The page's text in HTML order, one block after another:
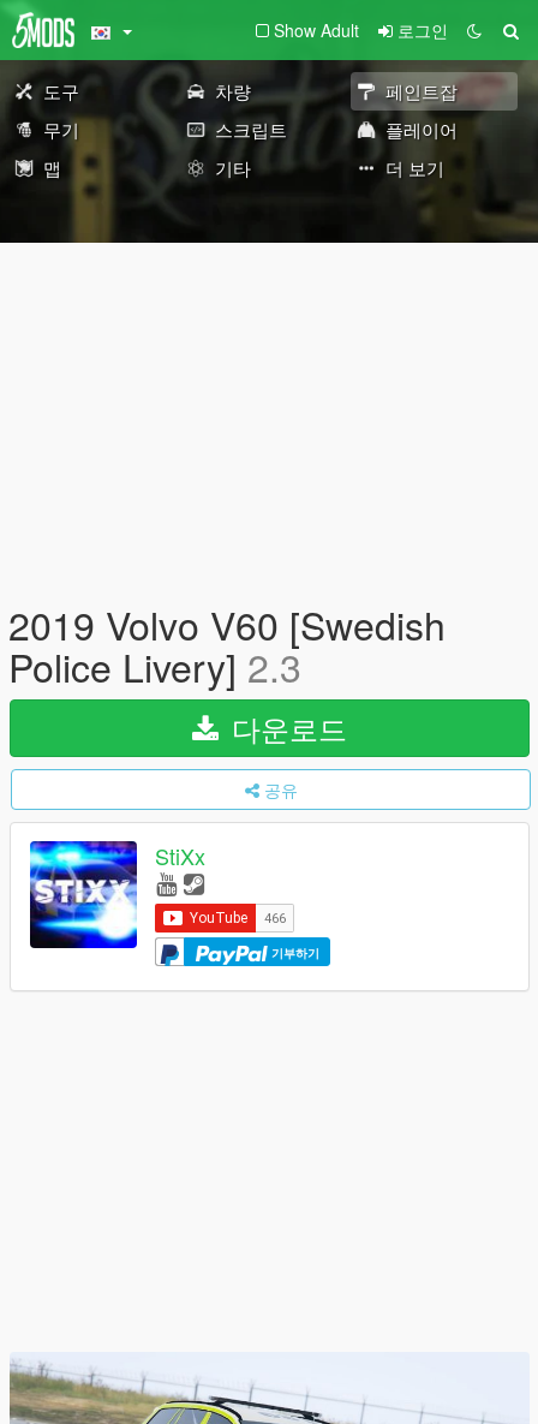
Show Adult 로그인
도구 차량
페인트잡
무기
스크립트
플레이어
맵
기타 더 보기
2019 Volvo V60 [Swedish
Police Livery] 2.3
다운로드
공유
StiXx
기부하기